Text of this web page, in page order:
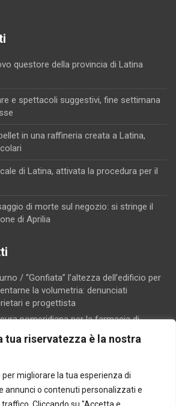
tua riservatezza è la nostra
migliorare la tua esperienza di
annunci o contenuti personalizzati e
questore della provincia di Latina
e spettacoli suggestivi, fine settimana
in una raffineria creata a Latina,
di Latina, attivata la procedura per il
di morte sul negozio: si stringe il
di Aprilia
/ “Gonfiata” l’altezza dell’edificio per
la volumetria: denunciati
e progettista
pomeridiana per la farmacia di
"manca il personale"
all’Asl di Latina, licenziati
ed Esposito dopo la sentenza di
grado